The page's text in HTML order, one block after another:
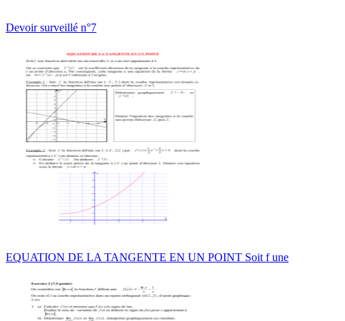
Devoir surveillé n°7
EQUATION DE LA TANGENTE EN UN POINT Soit f une